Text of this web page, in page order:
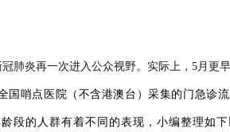
肺炎再一次进入公众视野。实际上，5月更
国哨点医院（不含港澳台）采集的门急诊
段的人群有着不同的表现，小编整理如下